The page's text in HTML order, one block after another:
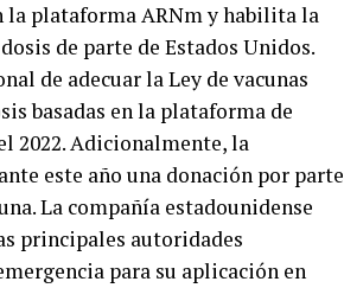
la plataforma ARNm y habilita la
de parte de Estados Unidos.
de adecuar la Ley de vacunas
basadas en la plataforma de
2022. Adicionalmente, la
este año una donación por parte
La compañía estadounidense
principales autoridades
para su aplicación en